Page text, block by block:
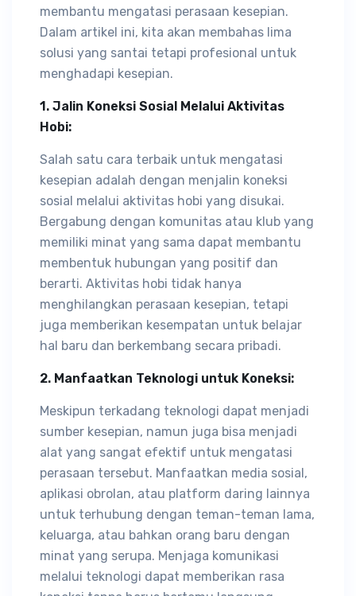
membantu mengatasi perasaan kesepian.
Dalam artikel ini, kita akan membahas lima
solusi yang santai tetapi profesional untuk
menghadapi kesepian.
1. Jalin Koneksi Sosial Melalui Aktivitas
Hobi:
Salah satu cara terbaik untuk mengatasi
kesepian adalah dengan menjalin koneksi
sosial melalui aktivitas hobi yang disukai.
Bergabung dengan komunitas atau klub yang
memiliki minat yang sama dapat membantu
membentuk hubungan yang positif dan
berarti. Aktivitas hobi tidak hanya
menghilangkan perasaan kesepian, tetapi
juga memberikan kesempatan untuk belajar
hal baru dan berkembang secara pribadi.
2. Manfaatkan Teknologi untuk Koneksi:
Meskipun terkadang teknologi dapat menjadi
sumber kesepian, namun juga bisa menjadi
alat yang sangat efektif untuk mengatasi
perasaan tersebut. Manfaatkan media sosial,
aplikasi obrolan, atau platform daring lainnya
untuk terhubung dengan teman-teman lama,
keluarga, atau bahkan orang baru dengan
minat yang serupa. Menjaga komunikasi
melalui teknologi dapat memberikan rasa